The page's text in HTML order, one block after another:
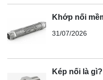
Khớp nối
31/07/2026
Kép nối là gì?